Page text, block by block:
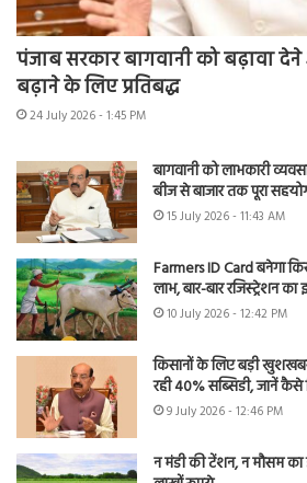
पंजाब सरकार बागवानी को बढ़ावा
बढ़ाने के लिए प्रतिबद्ध
24 July 2026 - 1:45 PM
बागवानी को लाभकारी
बीज से बाजार तक पूरा
15 July 2026 - 11:43 AM
Farmers ID Card बनेगा
लाभ, बार-बार रजिस्ट्रेशन
10 July 2026 - 12:42 PM
किसानों के लिए बड़ी
रही 40% सब्सिडी, जानें कैसे
9 July 2026 - 12:46 PM
न मंडी की टेंशन, न मौसम